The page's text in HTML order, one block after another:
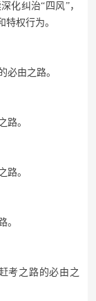
纠治“四风”，
权行为。
必由之路。
路。
路。
。
考之路的必由之